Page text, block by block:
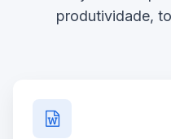
produtividade,